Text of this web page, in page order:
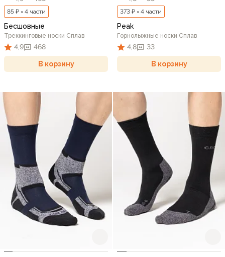
85 ₽ × 4 части
Бесшовные
Треккинговые носки Сплав
4,9 468
В корзину
373 ₽ × 4 части
Peak
Горнолыжные носки Сплав
4,8 33
В корзину